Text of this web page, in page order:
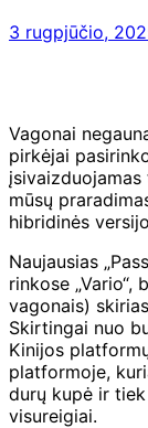
3 rugpjūčio,
Vagonai
pirkėjai
mūsų
hibridinės
Naujausias
rinkose
vagonais)
Skirtingai nuo
Kinijos
platformoje,
durų kupė ir tiek
visureigiai.